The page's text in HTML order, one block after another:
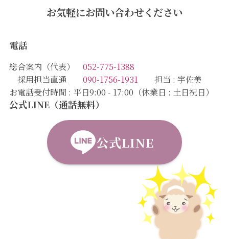
お気軽にお問い合わせください
電話
総合案内（代表） 052-775-1388
採用担当直通 090-1756-1931 担当 : 宇佐美
お電話受付時間 : 平日9:00 - 17:00（休業日 : 土日祝日）
公式LINE（通話無料）
公式LINE